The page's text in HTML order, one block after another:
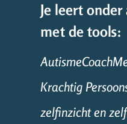
Je leert
met de tools:
Krachtig
zelfinzicht en